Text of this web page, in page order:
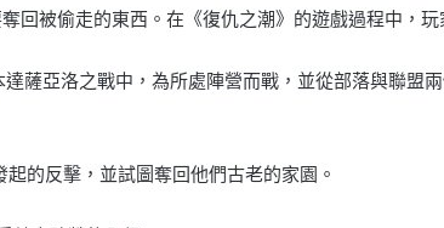
回被偷走的東西。在《復仇之潮》的遊戲過程中，玩
薩亞洛之戰中，為所處陣營而戰，並從部落與聯盟
的反擊，並試圖奪回他們古老的家園。